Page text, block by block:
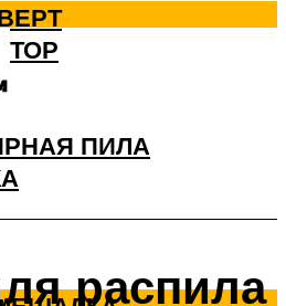
ПИЛА
распила